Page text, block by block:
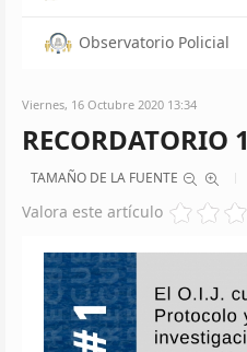
Observatorio Policial
Viernes, 16 Octubre 2020 13:34
RECORDATORIO 1
TAMAÑO DE LA FUENTE
Valora este artículo